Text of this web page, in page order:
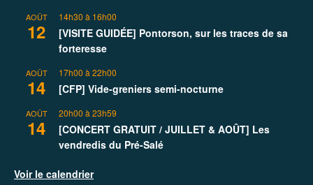
AOÛT
12
14h30 à 16h00
[VISITE GUIDÉE] Pontorson, sur les traces de sa
forteresse
AOÛT
14
17h00 à 22h00
[CFP] Vide-greniers semi-nocturne
AOÛT
14
20h00 à 23h59
[CONCERT GRATUIT / JUILLET & AOÛT] Les
vendredis du Pré-Salé
Voir le calendrier